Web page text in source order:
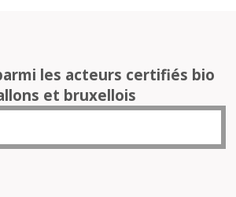
les acteurs certifiés bio
et bruxellois